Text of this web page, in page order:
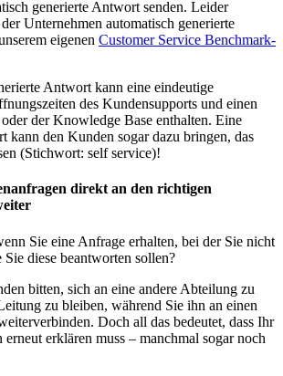
generierte Antwort senden. Leider
Unternehmen automatisch generierte
eigenen Customer Service Benchmark-
Antwort kann eine eindeutige
des Kundensupports und einen
der Knowledge Base enthalten. Eine
kann den Kunden sogar dazu bringen, das
(Stichwort: self service)!
direkt an den richtigen
Sie eine Anfrage erhalten, bei der Sie nicht
diese beantworten sollen?
bitten, sich an eine andere Abteilung zu
zu bleiben, während Sie ihn an einen
Doch all das bedeutet, dass Ihr
erklären muss – manchmal sogar noch